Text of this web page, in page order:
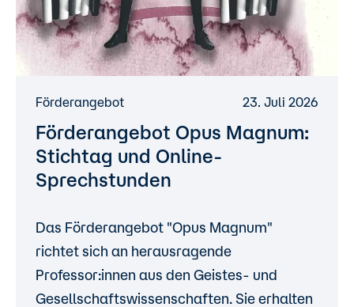
Förderangebot 23. Juli 2026
Förderangebot Opus Magnum:
Stichtag und Online-
Sprechstunden
Das Förderangebot "Opus Magnum"
richtet sich an herausragende
Professor:innen aus den Geistes- und
Gesellschaftswissenschaften. Sie erhalten